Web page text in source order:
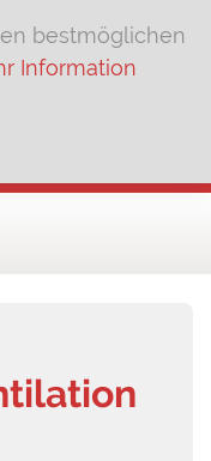
bestmöglichen
Information